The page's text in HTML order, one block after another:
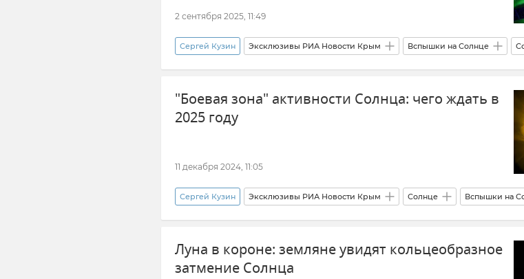
2 сентября 2025, 11:49
Сергей Кузин Эксклюзивы РИА Новости Крым Вспышки на Солнце
Полярное сияние Магнитные бури Метеозависимость Новости
"Боевая зона" активности Солнца: чего ждать в
2025 году
11 декабря 2024, 11:05
Сергей Кузин Эксклюзивы РИА Новости Крым Солнце Вспышки на
космос Магнитные бури Мнения
Луна в короне: земляне увидят кольцеобразное
затмение Солнца